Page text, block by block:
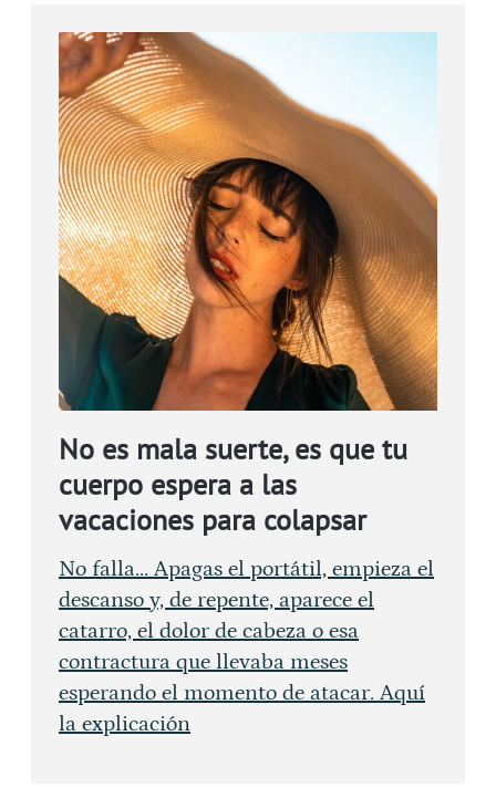
No es mala suerte, es que tu
cuerpo espera a las
vacaciones para colapsar
No falla... Apagas el portátil, empieza el
descanso y, de repente, aparece el
catarro, el dolor de cabeza o esa
contractura que llevaba meses
esperando el momento de atacar. Aquí
la explicación